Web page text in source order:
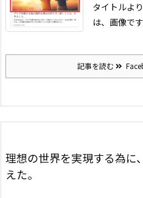
タイトルよ
は、画像です
記事を読む
理想の世界を実現する為に
えた。